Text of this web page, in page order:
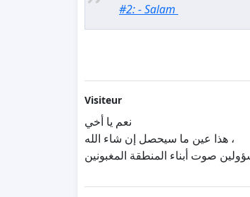
#2: - Salam
Visiteur
نعم يا أخي
هذا عين ما سيحصل إن شاء الله ،
صوت أبناء المنطقة المغبونين